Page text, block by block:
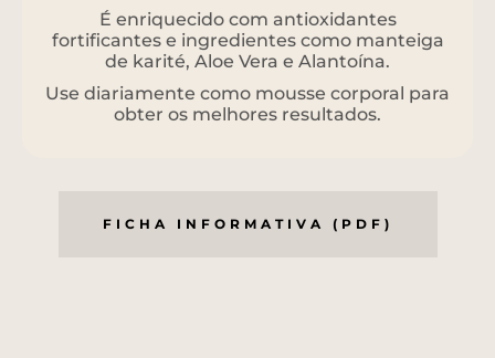
É enriquecido com antioxidantes
fortificantes e ingredientes como manteiga
de karité, Aloe Vera e Alantoína.
Use diariamente como mousse corporal para
obter os melhores resultados.
FICHA INFORMATIVA (PDF)